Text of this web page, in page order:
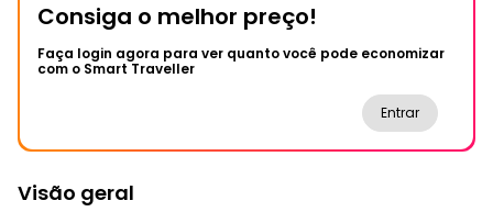
Consiga o melhor preço!
Faça login agora para ver quanto você pode economizar
com o Smart Traveller
Entrar
Visão geral